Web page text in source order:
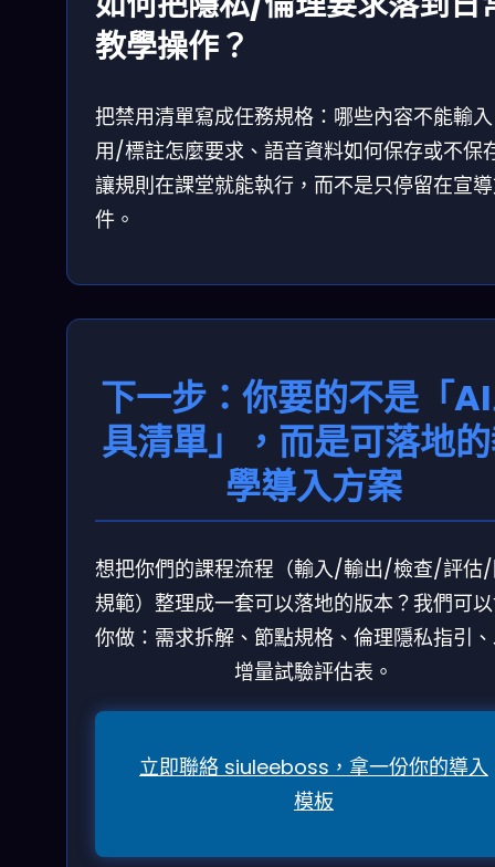
教學操作？
把禁用清單寫成任務規格：哪些內容不能輸
用/標註怎麼要求、語音資料如何保存或不保
讓規則在課堂就能執行，而不是只停留在宣
件。
下一步：你要的不是「
具清單」，而是可落地
學導入方案
想把你們的課程流程（輸入/輸出/檢查/評估
規範）整理成一套可以落地的版本？我們可
你做：需求拆解、節點規格、倫理隱私指引
增量試驗評估表。
立即聯絡 siuleeboss，拿一份你的導入
模板